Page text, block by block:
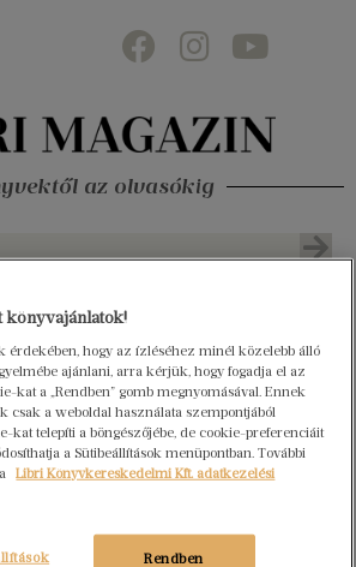
az olvasókig
könyvajánlatok!
érdekében, hogy az ízléséhez minél közelebb álló
ajánlani, arra kérjük, hogy fogadja el az
kat a „Rendben” gomb megnyomásával. Ennek
csak a weboldal használata szempontjából
kat telepíti a böngészőjébe, de cookie-preferenciáit
a Sütibeállítások menüpontban. További
Libri Könyvkereskedelmi Kft. adatkezelési
Rendben